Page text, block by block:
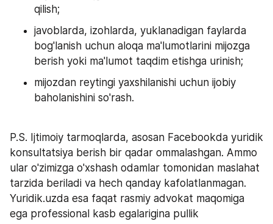
qilish;
javoblarda, izohlarda, yuklanadigan faylarda
bog'lanish uchun aloqa ma'lumotlarini mijozga
berish yoki ma'lumot taqdim etishga urinish;
mijozdan reytingi yaxshilanishi uchun ijobiy
baholanishini so'rash.
P.S. Ijtimoiy tarmoqlarda, asosan Facebookda yuridik
konsultatsiya berish bir qadar ommalashgan. Ammo
ular o'zimizga o'xshash odamlar tomonidan maslahat
tarzida beriladi va hech qanday kafolatlanmagan.
Yuridik.uzda esa faqat rasmiy advokat maqomiga
ega professional kasb egalarigina pullik